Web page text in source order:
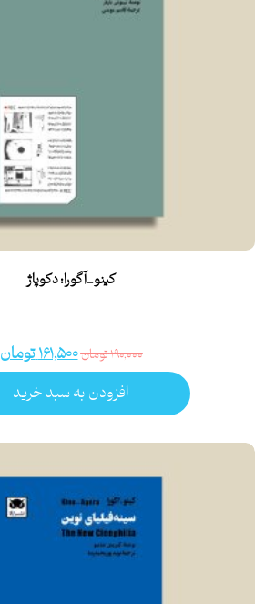
کینو_آگورا: دکوپاژ
۱۹۰,۰۰۰تومان۱۶۱,۵۰۰تومان
افزودن به سبد خرید